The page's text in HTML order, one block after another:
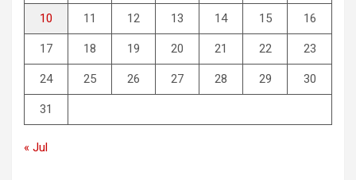
10 11 12 13 14 15 16
17 18 19 20 21 22 23
24 25 26 27 28 29 30
31
« Jul